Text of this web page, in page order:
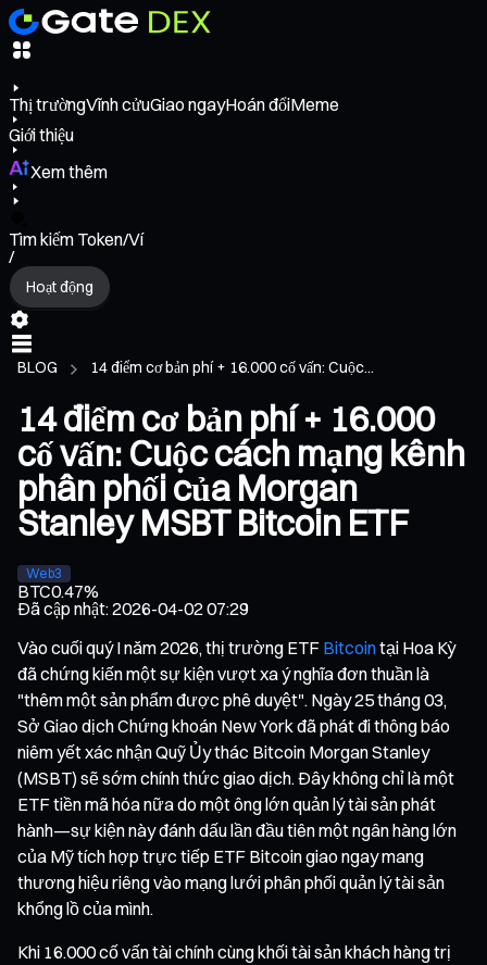
Thị trườngVĩnh cửuGiao ngayHoán đổiMeme
Giới thiệu
Xem thêm
Tìm kiếm Token/Ví
/
Hoạt động
BLOG 14 điểm cơ bản phí + 16.000 cố vấn: Cuộc...
14 điểm cơ bản phí + 16.000
cố vấn: Cuộc cách mạng kênh
phân phối của Morgan
Stanley MSBT Bitcoin ETF
Web3
BTC0.47%
Đã cập nhật:2026-04-02 07:29
Vào cuối quý I năm 2026, thị trường ETF Bitcointại Hoa Kỳ
đã chứng kiến một sự kiện vượt xa ý nghĩa đơn thuần là
"thêm một sản phẩm được phê duyệt". Ngày 25 tháng 03,
Sở Giao dịch Chứng khoán New York đã phát đi thông báo
niêm yết xác nhận Quỹ Ủy thác Bitcoin Morgan Stanley
(MSBT) sẽ sớm chính thức giao dịch. Đây không chỉ là một
ETF tiền mã hóa nữa do một ông lớn quản lý tài sản phát
hành—sự kiện này đánh dấu lần đầu tiên một ngân hàng lớn
của Mỹ tích hợp trực tiếp ETF Bitcoin giao ngay mang
thương hiệu riêng vào mạng lưới phân phối quản lý tài sản
khổng lồ của mình.
Khi 16.000 cố vấn tài chính cùng khối tài sản khách hàng trị